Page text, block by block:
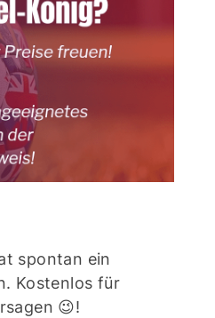
spontan ein
Kostenlos für
😉!